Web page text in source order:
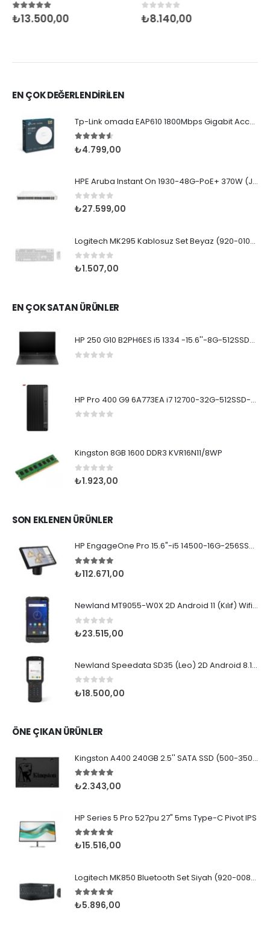
5.00 5 üzerinden
₺13.500,00 0 5 üzerinden
₺8.140,00
EN ÇOK DEĞERLENDİRİLEN
Tp-Link omada EAP610 1800Mbps Gigabit Access Point
4.505 üzerinden
₺4.799,00
HPE Aruba Instant On 1930-48G-PoE+ 370W (JL686B)
0 5 üzerinden
₺27.599,00
Logitech MK295 Kablosuz Set Beyaz (920-010089)
0 5 üzerinden
₺1.507,00
EN ÇOK SATAN ÜRÜNLER
HP 250 G10 B2PH6ES i5 1334 -15.6''-8G-512SSD-Dos
HP Pro 400 G9 6A773EA i7 12700-32G-512SSD-W11Pro
Kingston 8GB 1600 DDR3 KVR16N11/8WP
0 5 üzerinden
₺1.923,00
SON EKLENEN ÜRÜNLER
HP EngageOne Pro 15.6"-i5 14500-16G-256SSD-OST W11
5.00 5 üzerinden
₺112.671,00
Newland MT9055-W0X 2D Android 11 (Kılıf) Wifi BT
0 5 üzerinden
₺23.515,00
Newland Speedata SD35 (Leo) 2D Android 8.1 Wifi BT
0 5 üzerinden
₺18.500,00
ÖNE ÇIKAN ÜRÜNLER
Kingston A400 240GB 2.5'' SATA SSD (500-350MB/s)
5.005 üzerinden
₺2.343,00
HP Series 5 Pro 527pu 27" 5ms Type-C Pivot IPS
5.005 üzerinden
₺15.516,00
Logitech MK850 Bluetooth Set Siyah (920-008230)
5.005 üzerinden
₺5.896,00